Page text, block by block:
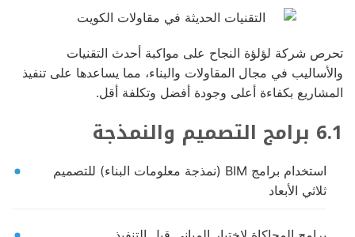
تحرص شركة لؤلؤة النجاح على مواكبة أحدث التقنيات
والأساليب في مجال المقاولات والبناء، مما يساعدها على تنفيذ
المشاريع بكفاءة أعلى وجودة أفضل وتكلفة أقل.
6.1 برامج التصميم والنمذجة
استخدام برامج BIM (نمذجة معلومات البناء) للتصميم
ثلاثي الأبعاد